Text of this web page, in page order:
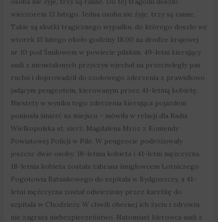
wieczorem 13 lutego. Jedna osoba nie żyje, trzy są ranne.
Takie są skutki tragicznego wypadku, do którego doszło we
wtorek 13 lutego około godziny 18.00 na drodze krajowej
nr 10 pod Śmiłowem w powiecie pilskim. 49-letni kierujący
audi z nieustalonych przyczyn wjechał na przeciwległy pas
ruchu i doprowadził do czołowego zderzenia z prawidłowo
jadącym peugeotem, kierowanym przez 41-letnią kobietę.
Niestety w wyniku tego zderzenia kierująca pojazdem
poniosła śmierć na miejscu – mówiła w relacji dla Radia
Wielkopolska st. sierż. Magdalena Mróz z Komendy
Powiatowej Policji w Pile. W peugeocie podróżowały
jeszcze dwie osoby: 18-letnia kobieta i 41-letni mężczyzna.
18-letnia kobieta została zabrana śmigłowcem Lotniczego
Pogotowia Ratunkowego do szpitala w Bydgoszczy, a 41-
letni mężczyzna został odwieziony przez karetkę do
szpitala w Chodzieży. W chwili obecnej ich życiu i zdrowiu
nie zagraża niebezpieczeństwo. Natomiast kierowca audi z